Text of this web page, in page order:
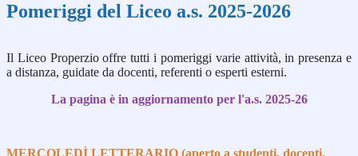
Pomeriggi del Liceo a.s. 2025-2026
Il Liceo Properzio offre tutti i pomeriggi varie attività, in presenza e
a distanza, guidate da docenti, referenti o esperti esterni.
La pagina è in aggiornamento per l'a.s. 2025-26